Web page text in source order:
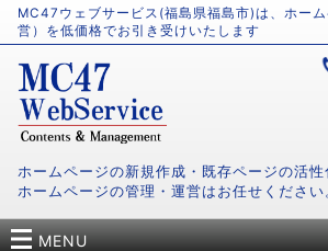
MC47ウェブサービス(福島県福島市)は、ホー
営）を低価格でお引き受けいたします
ホームページの新規作成・既存ページの活性
ホームページの管理・運営はお任せください
MENU